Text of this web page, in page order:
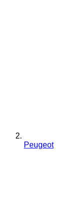
Peugeot